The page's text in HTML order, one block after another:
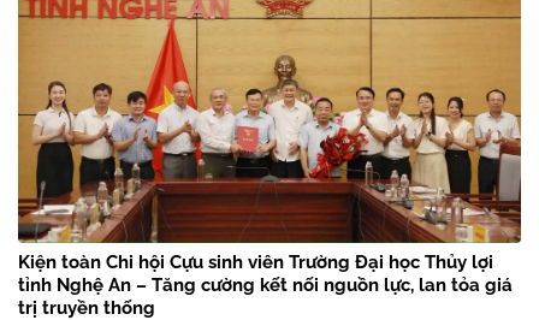
Kiện toàn Chi hội Cựu sinh viên Trường Đại học Thủy lợi
tỉnh Nghệ An – Tăng cường kết nối nguồn lực, lan tỏa giá
trị truyền thống